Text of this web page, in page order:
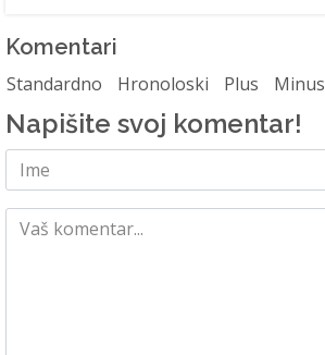
Komentari
Standardno Hronoloski Plus Minus
Napišite svoj komentar!